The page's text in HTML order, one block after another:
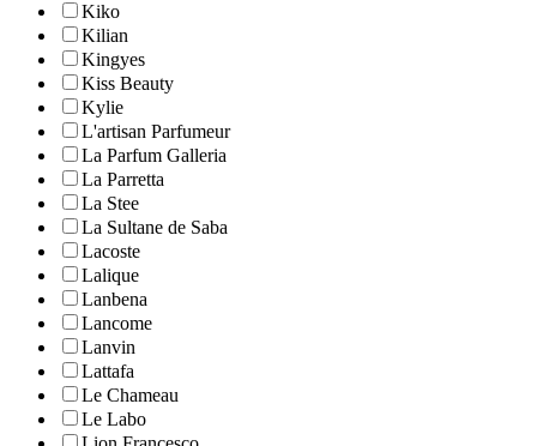
Kiko
Kilian
Kingyes
Kiss Beauty
Kylie
L'artisan Parfumeur
La Parfum Galleria
La Parretta
La Stee
La Sultane de Saba
Lacoste
Lalique
Lanbena
Lancome
Lanvin
Lattafa
Le Chameau
Le Labo